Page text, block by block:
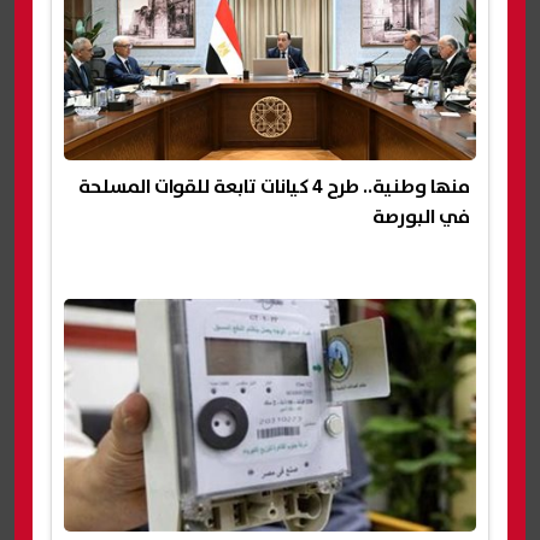
منها وطنية.. طرح 4 كيانات تابعة للقوات المسلحة
في البورصة